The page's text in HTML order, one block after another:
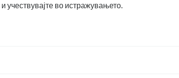
учествувајте во истражувањето.